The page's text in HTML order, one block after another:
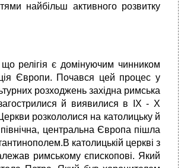
найбільш активного розвитку
що релігія є домінуючим чинником
Європи. Почався цей процес у
розходжень західна римська
загострилися й виявилися в ІХ - Х
розкололися на католицьку й
центральна Європа пішла
католицькій церкві з
римському єпископові. Який